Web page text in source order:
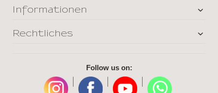
Informationen
Rechtliches
Follow us on: